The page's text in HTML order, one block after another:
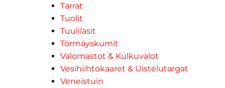
Tarrat
Tuolit
Tuulilasit
Törmäyskumit
Valomastot & Kulkuvalot
Vesihiihtokaaret & Uistelutargat
Veneistuin